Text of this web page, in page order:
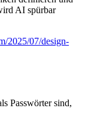
AI spürbar
2025/07/design-
Passwörter sind,